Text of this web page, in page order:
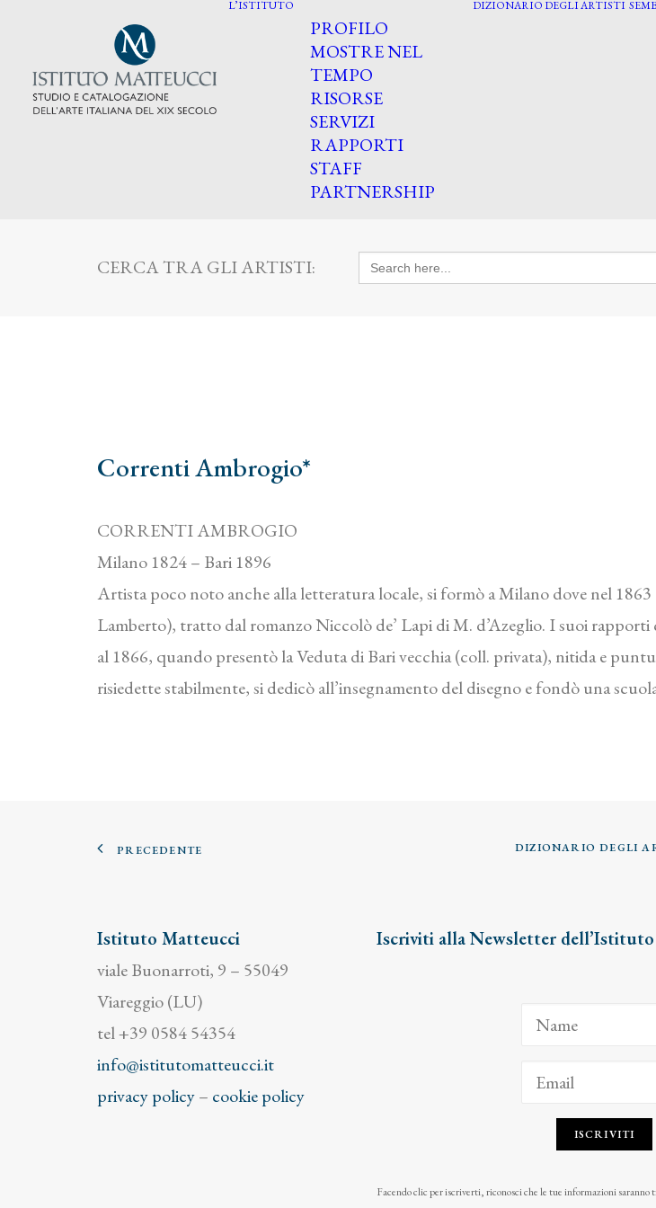
L’ISTITUTO
PROFILO
MOSTRE NEL
TEMPO
RISORSE
SERVIZI
RAPPORTI
STAFF
PARTNERSHIP
DIZIONARIO DEGLI ARTISTI
CERCA TRA GLI ARTISTI: Search
for:
Correnti Ambrogio*
CORRENTI AMBROGIO
Milano 1824 – Bari 1896
Artista poco noto anche alla letteratura locale, si formò a Milano dove nel
Lamberto), tratto dal romanzo Niccolò de’ Lapi di M. d’Azeglio. I suoi
al 1866, quando presentò la Veduta di Bari vecchia (coll. privata), nitida e
risiedette stabilmente, si dedicò all’insegnamento del disegno e fondò una
PRECEDENTE DIZIONARIO DEGLI
Istituto Matteucci
viale Buonarroti, 9 – 55049
Viareggio (LU)
tel +39 0584 54354
info@istitutomatteucci.it
privacy policy– cookie policy
Iscriviti alla Newsletter
ISCRIVITI
Facendo clic per iscriverti, riconosci che le tue informazioni saranno